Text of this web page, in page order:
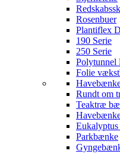
Rosenbuer
Plantiflex
190 Serie
250 Serie
Polytunnel
Folie
Rundt om
Teaktræ
Parkbænke